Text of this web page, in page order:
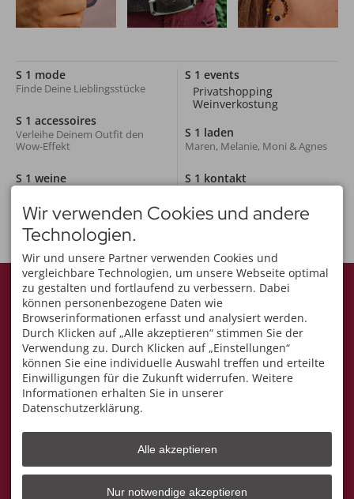
S 1 mode
Finde Deine Lieblingsstücke
S 1 accessoires
Verleihe Deinem Outfit den
Wow-Effekt
S 1 weine
Seeperle
S 1 events
Privatshopping
Weinverkostung
S 1 laden
Maren, Melanie, Moni & Agnes
S 1 kontakt
Kontaktformular & Karte
KONTAKT
S 1 mode Oberstdorf
Maren Niederacher
Schrofengasse 1
87561 Oberstdorf
DEUTSCHLAND
Tel.+49 8322 800 555
maren@s1mode-
oberstdorf.de
ÜBER UNS
Kleiner, feiner und lässiger
Accessoires in Oberstdorf.
ÖFFNUNGSZEITEN
18:00 Uhr
Samstag:
10:00 - 13:00 Uhr
Wir verwenden Cookies und andere
Technologien.
Wir und unsere Partner verwenden Cookies und
vergleichbare Technologien, um unsere Webseite optimal
zu gestalten und fortlaufend zu verbessern. Dabei
können personenbezogene Daten wie
Browserinformationen erfasst und analysiert werden.
Durch Klicken auf „Alle akzeptieren“ stimmen Sie der
Verwendung zu. Durch Klicken auf „Einstellungen“
können Sie eine individuelle Auswahl treffen und erteilte
Einwilligungen für die Zukunft widerrufen. Weitere
Informationen erhalten Sie in unserer
Datenschutzerklärung.
Alle akzeptieren
Nur notwendige akzeptieren